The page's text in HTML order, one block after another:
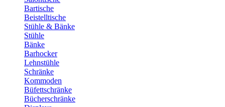
Bartische
Beistelltische
Stühle & Bänke
Stühle
Bänke
Barhocker
Lehnstühle
Schränke
Kommoden
Büfettschränke
Bücherschränke